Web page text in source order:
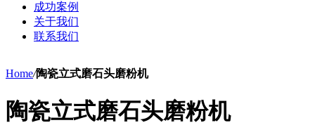
成功案例
关于我们
联系我们
Home/陶瓷立式磨石头磨粉机
陶瓷立式磨石头磨粉机